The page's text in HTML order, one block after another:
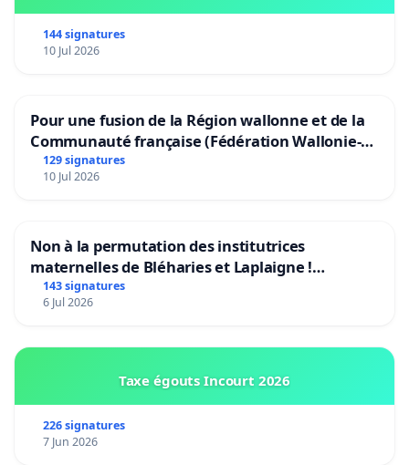
144 signatures
10 Jul 2026
Pour une fusion de la Région wallonne et de la
Communauté française (Fédération Wallonie-
Bruxelles)
129 signatures
10 Jul 2026
Non à la permutation des institutrices
maternelles de Bléharies et Laplaigne !
Préservons la stabilité de nos enfants.
143 signatures
6 Jul 2026
Taxe égouts Incourt 2026
226 signatures
7 Jun 2026